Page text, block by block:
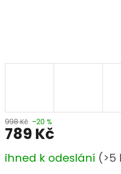
998 Kč –20 %
789 Kč
cena:
ihned k odeslání (>5